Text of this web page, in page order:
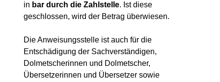
in bar durch die Zahlstelle. Ist diese
geschlossen, wird der Betrag überwiesen.
Die Anweisungsstelle ist auch für die
Entschädigung der Sachverständigen,
Dolmetscherinnen und Dolmetscher,
Übersetzerinnen und Übersetzer sowie